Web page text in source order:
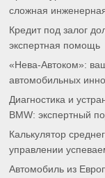
сложная
Кредит под залог
экспертная помощь
«Нева-Автоком»:
автомобильных
Диагностика и
BMW: экспертный
Калькулятор
управлении
Автомобиль из